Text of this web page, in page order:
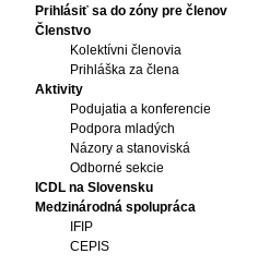
Prihlásiť sa do zóny pre členov
Členstvo
Kolektívni členovia
Prihláška za člena
Aktivity
Podujatia a konferencie
Podpora mladých
Názory a stanoviská
Odborné sekcie
ICDL na Slovensku
Medzinárodná spolupráca
IFIP
CEPIS